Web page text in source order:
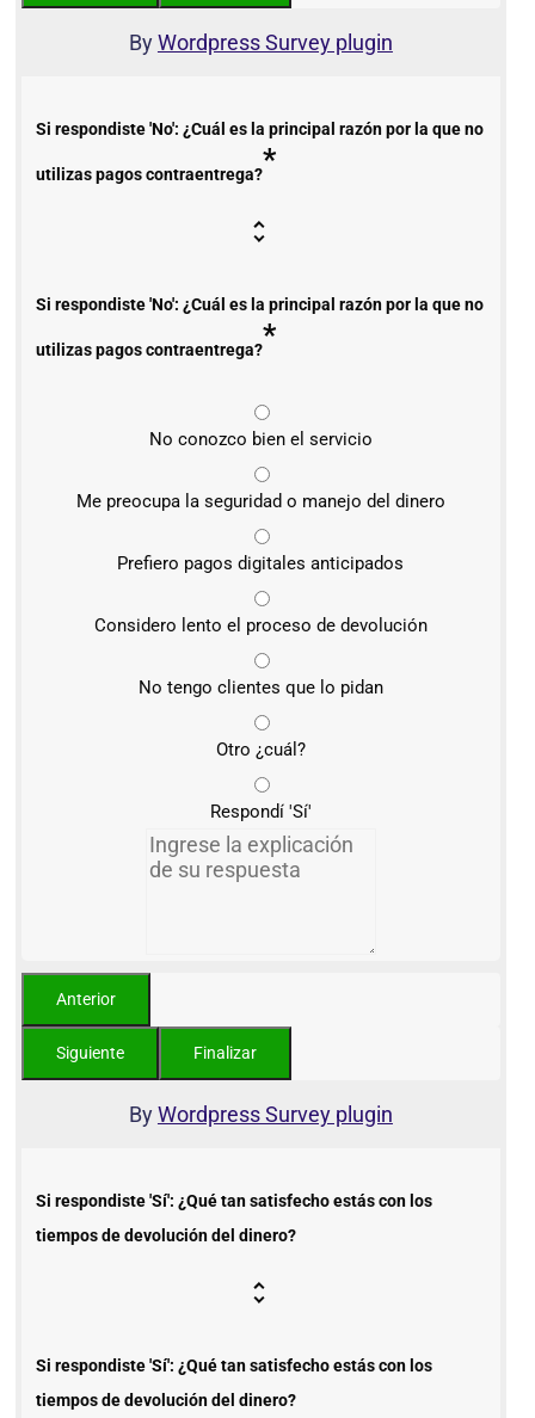
ByWordpress Survey plugin
Si respondiste 'No': ¿Cuál es la principal razón por la que no
utilizas pagos contraentrega?*
Si respondiste 'No': ¿Cuál es la principal razón por la que no
utilizas pagos contraentrega?*
No conozco bien el servicio
Me preocupa la seguridad o manejo del dinero
Prefiero pagos digitales anticipados
Considero lento el proceso de devolución
No tengo clientes que lo pidan
Otro ¿cuál?
Respondí 'Sí'
ByWordpress Survey plugin
Si respondiste 'Sí': ¿Qué tan satisfecho estás con los
tiempos de devolución del dinero?
Si respondiste 'Sí': ¿Qué tan satisfecho estás con los
tiempos de devolución del dinero?